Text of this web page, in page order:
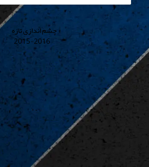
چشم اندازی تازه
© 2015-2016